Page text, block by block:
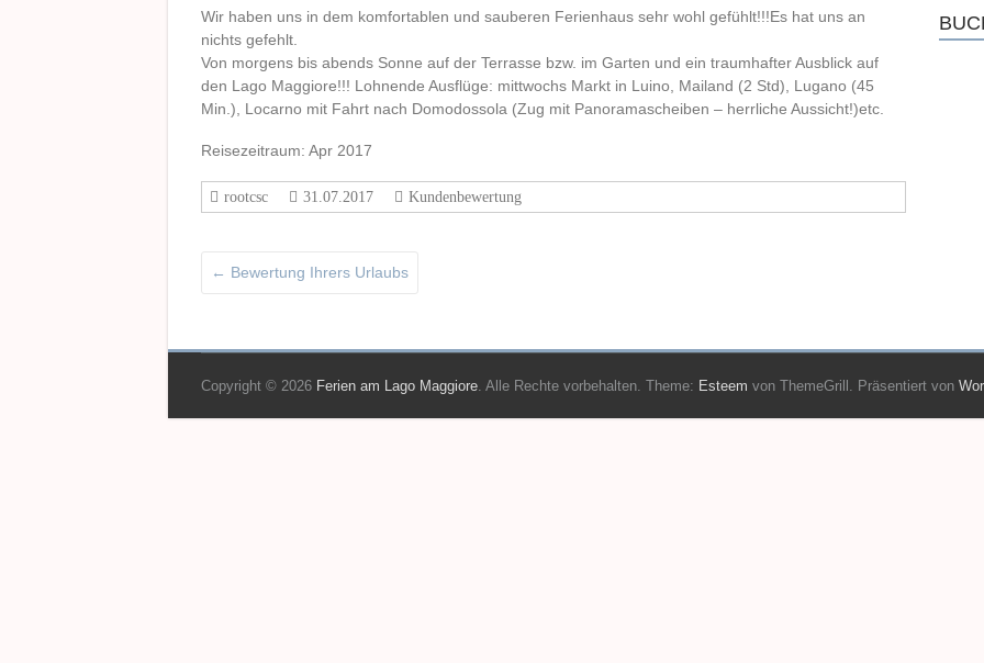
Wir haben uns in dem komfortablen und sauberen Ferienhaus sehr wohl gefühlt!!!Es hat uns an
nichts gefehlt.
Von morgens bis abends Sonne auf der Terrasse bzw. im Garten und ein traumhafter Ausblick auf
den Lago Maggiore!!! Lohnende Ausflüge: mittwochs Markt in Luino, Mailand (2 Std), Lugano (45
Min.), Locarno mit Fahrt nach Domodossola (Zug mit Panoramascheiben – herrliche Aussicht!)etc.
Reisezeitraum: Apr 2017
rootcsc 31.07.2017 Kundenbewertung
← Bewertung Ihrers Urlaubs
Copyright © 2026 Ferien am Lago Maggiore. Alle Rechte vorbehalten. Theme: Esteem von ThemeGrill. Präsentiert von